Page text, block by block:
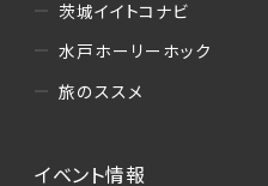
茨城イイトコナビ
水戸ホーリーホック
旅のススメ
イベント情報